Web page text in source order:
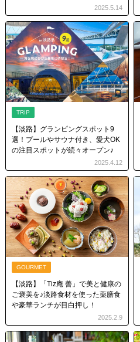
2025.5.14
TRIP
【淡路】グランピングスポット9
選！プールやサウナ付き、愛犬OK
の注目スポットが続々オープン♪
2025.4.12
GOURMET
【淡路】「Tiz庵 善」で美と健康の
ご褒美を♪淡路食材を使った薬膳食
や豪華ランチが目白押し！
2025.2.9